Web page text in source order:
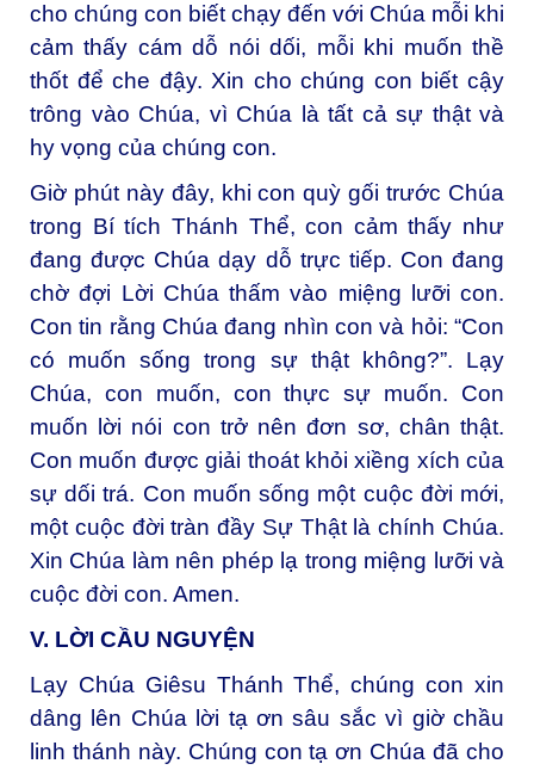
cho chúng con biết chạy đến với Chúa mỗi khi
cảm thấy cám dỗ nói dối, mỗi khi muốn thề
thốt để che đậy. Xin cho chúng con biết cậy
trông vào Chúa, vì Chúa là tất cả sự thật và
hy vọng của chúng con.
Giờ phút này đây, khi con quỳ gối trước Chúa
trong Bí tích Thánh Thể, con cảm thấy như
đang được Chúa dạy dỗ trực tiếp. Con đang
chờ đợi Lời Chúa thấm vào miệng lưỡi con.
Con tin rằng Chúa đang nhìn con và hỏi: “Con
có muốn sống trong sự thật không?”. Lạy
Chúa, con muốn, con thực sự muốn. Con
muốn lời nói con trở nên đơn sơ, chân thật.
Con muốn được giải thoát khỏi xiềng xích của
sự dối trá. Con muốn sống một cuộc đời mới,
một cuộc đời tràn đầy Sự Thật là chính Chúa.
Xin Chúa làm nên phép lạ trong miệng lưỡi và
cuộc đời con. Amen.
V. LỜI CẦU NGUYỆN
Lạy Chúa Giêsu Thánh Thể, chúng con xin
dâng lên Chúa lời tạ ơn sâu sắc vì giờ chầu
linh thánh này. Chúng con tạ ơn Chúa đã cho